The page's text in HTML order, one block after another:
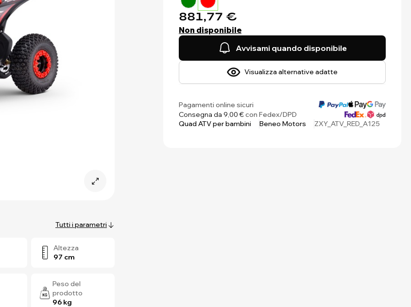
Tutti i parametri
Altezza
97 cm
Peso del
prodotto
96 kg
881,77 €
Non disponibile
Avvisami quando disponibile
Visualizza alternative adatte
Pagamenti online sicuri
Consegna da 9,00 €con Fedex/DPD
Quad ATV per bambini
Beneo Motors ZXY_ATV_RED_A125